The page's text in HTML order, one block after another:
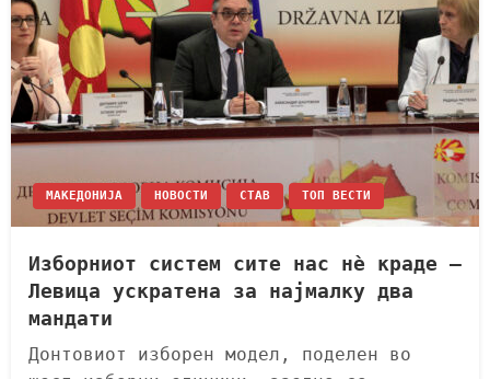
МАКЕДОНИЈА НОВОСТИ СТАВ ТОП ВЕСТИ
Изборниот систем сите нас нè краде –
Левица ускратена за најмалку два
мандати
Донтовиот изборен модел, поделен во